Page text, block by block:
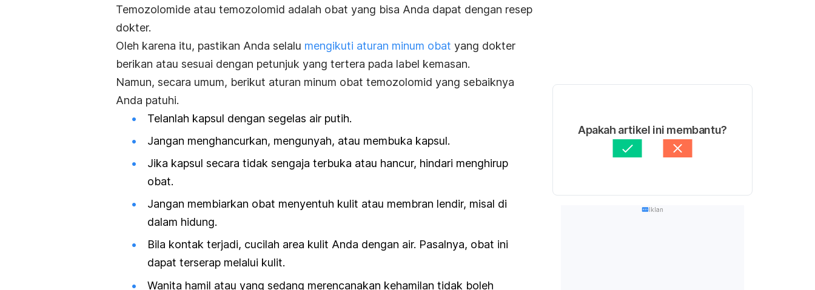
Temozolomide atau temozolomid adalah obat yang bisa Anda dapat dengan resep
dokter.
Oleh karena itu, pastikan Anda selalu mengikuti aturan minum obat yang dokter
berikan atau sesuai dengan petunjuk yang tertera pada label kemasan.
Namun, secara umum, berikut aturan minum obat temozolomid yang sebaiknya
Anda patuhi.
Telanlah kapsul dengan segelas air putih.
Jangan menghancurkan, mengunyah, atau membuka kapsul.
Jika kapsul secara tidak sengaja terbuka atau hancur, hindari menghirup
obat.
Jangan membiarkan obat menyentuh kulit atau membran lendir, misal di
dalam hidung.
Bila kontak terjadi, cucilah area kulit Anda dengan air. Pasalnya, obat ini
dapat terserap melalui kulit.
Wanita hamil atau yang sedang merencanakan kehamilan tidak boleh
Apakah artikel ini membantu?
Iklan